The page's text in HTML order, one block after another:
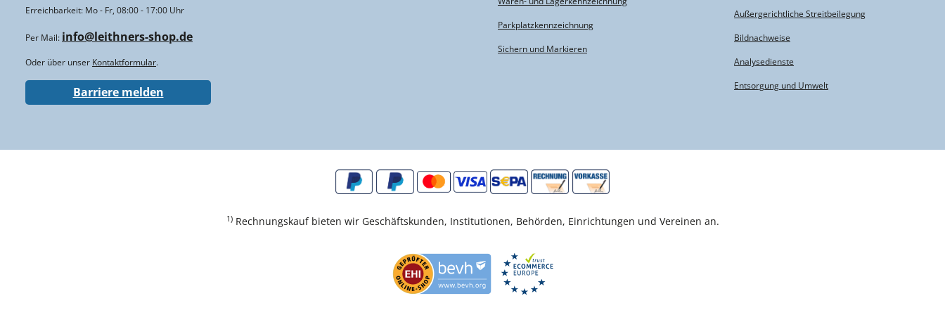
Erreichbarkeit: Mo - Fr, 08:00 - 17:00 Uhr
Per Mail: info@leithners-shop.de
Oder über unser Kontaktformular.
Barriere melden
Parkplatzkennzeichnung
Sichern und Markieren
Außergerichtliche Streitbeilegung
Bildnachweise
Analysedienste
Entsorgung und Umwelt
1)Rechnungskauf bieten wir Geschäftskunden, Institutionen, Behörden, Einrichtungen und Vereinen an.